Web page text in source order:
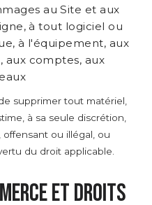
au Site et aux
à tout logiciel ou
à l'équipement, aux
aux comptes, aux
supprimer tout matériel,
à sa seule discrétion,
ou illégal, ou
du droit applicable.
et droits